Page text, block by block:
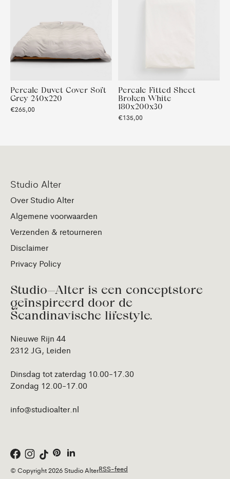
Percale Duvet Cover Soft
Grey 240x220
€265,00
Percale Fitted Sheet
Broken White
180x200x30
€135,00
Studio Alter
Over Studio Alter
Algemene voorwaarden
Verzenden & retourneren
Disclaimer
Privacy Policy
Studio—Alter is een conceptstore
geïnspireerd door de
Scandinavische lifestyle.
Nieuwe Rijn 44
2312 JG, Leiden
Dinsdag tot zaterdag 10.00-17.30
Zondag 12.00-17.00
info@studioalter.nl
© Copyright 2026 Studio AlterRSS-feed